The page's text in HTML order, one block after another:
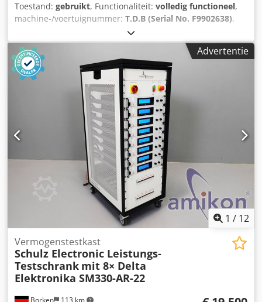
Toestand: gebruikt, Functionaliteit: volledig functioneel,
machine-/voertuignummer: T.D.B (Serial No. F9902638),
For sale: A high-capacity industrial load resistors
manufactured by Delta Résistances S.A. Technical specs
per unit: - Power rating: 250 kW at 400 V Dodpfx Aozl Elajc
Uock - Current: 360 A - Resistance: 0.64 Ohms Ideally
suited for heavy-duty applications, including generator
load testing (load banks), motor braking cycles, and
electrical discharge systems. Units carry the CE
certification mark. Logistics: Both units are securely packed
and stored together on 1 single pallet for easy transport.
Dimensions per unit are 240 cm (width) x 35 cm (depth) x
110 cm (height). Worldwide shipping can be arranged
upon request. Inspection available by appointment.
Advertentie
1 / 12
Borken 113 km
Vermogenstestkast
Schulz Electronic Leistungs-
Testschrank mit 8× Delta
Elektronika SM330-AR-22